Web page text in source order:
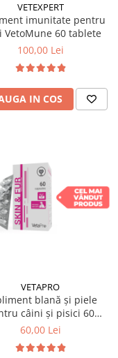
VETEXPERT
imunitate pentru
VetoMune 60 tablete
100,00 Lei
IN COS
VETAPRO
blană și piele
câini și pisici 60
tablete
60,00 Lei